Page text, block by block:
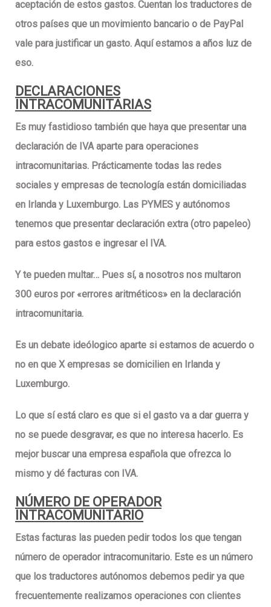
aceptación de estos gastos. Cuentan los traductores de
otros países que un movimiento bancario o de PayPal
vale para justificar un gasto. Aquí estamos a años luz de
eso.
DECLARACIONES
INTRACOMUNITARIAS
Es muy fastidioso también que haya que presentar una
declaración de IVA aparte para operaciones
intracomunitarias. Prácticamente todas las redes
sociales y empresas de tecnología están domiciliadas
en Irlanda y Luxemburgo. Las PYMES y autónomos
tenemos que presentar declaración extra (otro papeleo)
para estos gastos e ingresar el IVA.
Y te pueden multar… Pues sí, a nosotros nos multaron
300 euros por «errores aritméticos» en la declaración
intracomunitaria.
Es un debate ideólogico aparte si estamos de acuerdo o
no en que X empresas se domicilien en Irlanda y
Luxemburgo.
Lo que sí está claro es que si el gasto va a dar guerra y
no se puede desgravar, es que no interesa hacerlo. Es
mejor buscar una empresa española que ofrezca lo
mismo y dé facturas con IVA.
NÚMERO DE OPERADOR
INTRACOMUNITARIO
Estas facturas las pueden pedir todos los que tengan
número de operador intracomunitario. Este es un número
que los traductores autónomos debemos pedir ya que
frecuentemente realizamos operaciones con clientes